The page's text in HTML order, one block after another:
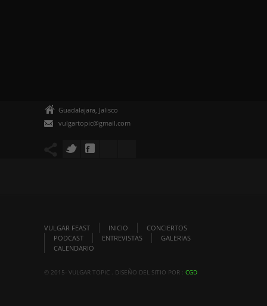
Guadalajara, Jalisco
vulgartopic@gmail.com
VULGAR FEAST INICIO
CONCIERTOS
PODCAST
ENTREVISTAS
GALERIAS
CALENDARIO
© 2015- VULGAR TOPIC . DISEÑO DEL SITIO POR : CGD